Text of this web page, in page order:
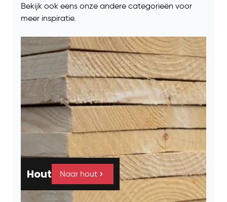
Bekijk ook eens onze andere categorieën voor
meer inspiratie.
Hout Naar hout